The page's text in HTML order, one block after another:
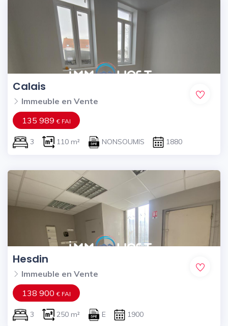
Calais
Immeuble en Vente
135 989€ FAI
3 110 m² NONSOUMIS 1880
Hesdin
Immeuble en Vente
138 900€ FAI
3 250 m² E 1900